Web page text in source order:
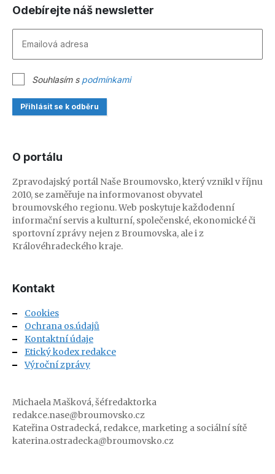
Odebírejte náš newsletter
Souhlasím s podmínkami
Přihlásit se k odběru
O portálu
Zpravodajský portál Naše Broumovsko, který vznikl v říjnu
2010, se zaměřuje na informovanost obyvatel
broumovského regionu. Web poskytuje každodenní
informační servis a kulturní, společenské, ekonomické či
sportovní zprávy nejen z Broumovska, ale i z
Královéhradeckého kraje.
Kontakt
Cookies
Ochrana os.údajů
Kontaktní údaje
Etický kodex redakce
Výroční zprávy
Michaela Mašková, šéfredaktorka
redakce.nase@broumovsko.cz
Kateřina Ostradecká, redakce, marketing a sociální sítě
katerina.ostradecka@broumovsko.cz